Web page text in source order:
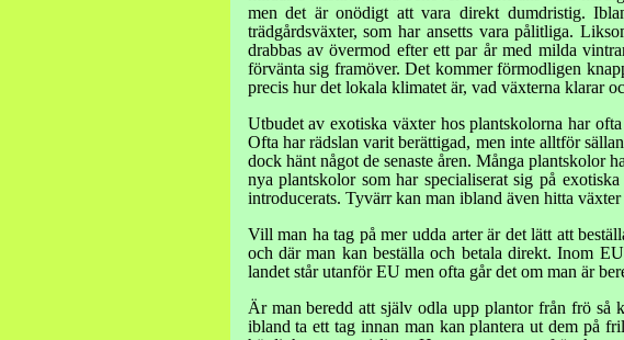
men det är onödigt att vara direkt dumdristig.
trädgårdsväxter, som har ansetts vara pålitliga.
drabbas av övermod efter ett par år med milda
förvänta sig framöver. Det kommer förmodligen
precis hur det lokala klimatet är, vad växterna klarar
Utbudet av exotiska växter hos plantskolorna har
Ofta har rädslan varit berättigad, men inte alltför
dock hänt något de senaste åren. Många plantskolor
nya plantskolor som har specialiserat sig på
introducerats. Tyvärr kan man ibland även hitta
Vill man ha tag på mer udda arter är det lätt att
och där man kan beställa och betala direkt. Inom
landet står utanför EU men ofta går det om man är
Är man beredd att själv odla upp plantor från frö så
ibland ta ett tag innan man kan plantera ut dem på